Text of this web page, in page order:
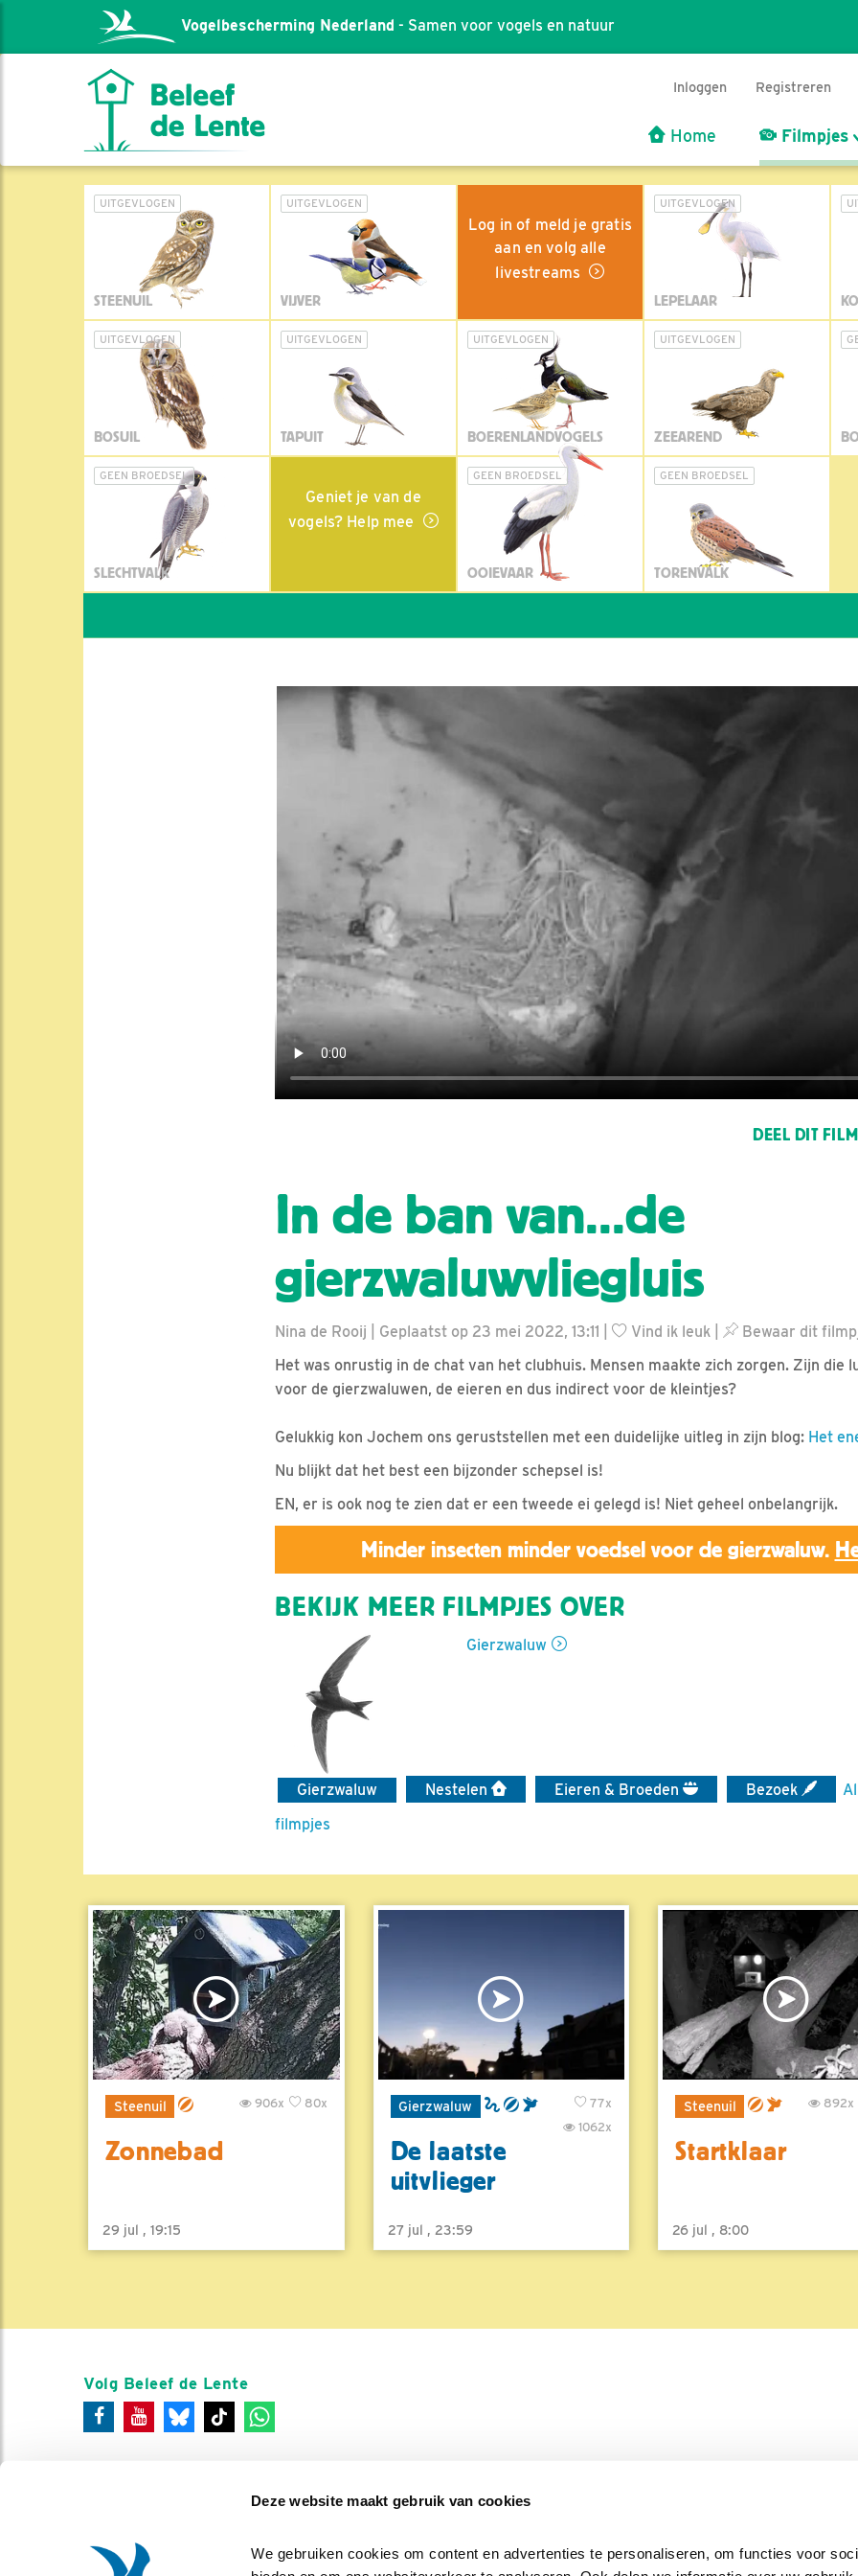
Deze website maakt gebruik van cookies
We gebruiken cookies om content en advertenties te personaliseren, om functies voor
Vogelbescherming Nederland - Samen voor vogels en natuur
Inloggen Registreren
Home Filmpjes
UITGEVLOGEN
STEENUIL
UITGEVLOGEN
VIJVER
Log in of meld je gratis
aan en volg alle
livestreams
UITGEVLOGEN
LEPELAAR
UITGEVLOGEN
BOSUIL
UITGEVLOGEN
TAPUIT
UITGEVLOGEN
BOERENLANDVOGELS
UITGEVLOGEN
ZEEAREND
GEEN BROEDSEL
SLECHTVALK
Geniet je van de
vogels? Help mee
GEEN BROEDSEL
OOIEVAAR
GEEN BROEDSEL
TORENVALK
DEEL DIT
In de ban van...de
gierzwaluwvliegluis
Nina de Rooij | Geplaatst op 23 mei 2022, 13:11 | Vind ik leuk
Bewaar dit
Het was onrustig in de chat van het clubhuis. Mensen maakte zich zorgen. Zijn die
voor de gierzwaluwen, de eieren en dus indirect voor de kleintjes?
Gelukkig kon Jochem ons geruststellen met een duidelijke uitleg in zijn blog: Het
Nu blijkt dat het best een bijzonder schepsel is!
EN, er is ook nog te zien dat er een tweede ei gelegd is! Niet geheel onbelangrijk.
Minder insecten minder voedsel voor de gierzwaluw.
BEKIJK MEER FILMPJES OVER
Gierzwaluw
Gierzwaluw Nestelen Eieren & Broeden Bezoek
filmpjes
Steenuil 80x
906x
Zonnebad
29 jul , 19:15
Gierzwaluw
77x
1062x
De laatste
uitvlieger
27 jul , 23:59
Steenuil 892x
Startklaar
26 jul , 8:00
Volg Beleef de Lente